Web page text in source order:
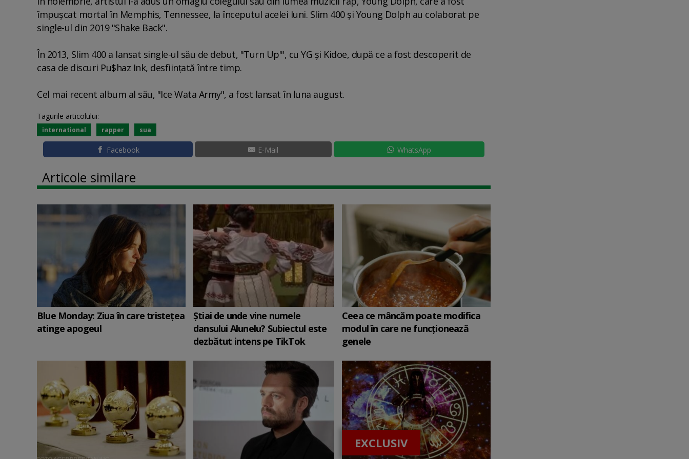
împuşcat mortal în Memphis, Tennessee, la începutul acelei luni. Slim 400 şi Young Dolph au colaborat pe
single-ul din 2019 "Shake Back".
În 2013, Slim 400 a lansat single-ul său de debut, "Turn Up"', cu YG şi Kidoe, după ce a fost descoperit de
casa de discuri Pu$haz Ink, desfiinţată între timp.
Cel mai recent album al său, "Ice Wata Army", a fost lansat în luna august.
Tagurile articolului:
international rapper sua
Facebook E-Mail WhatsApp
Articole similare
Blue Monday: Ziua în care tristețea
atinge apogeul
Știai de unde vine numele
dansului Alunelu? Subiectul este
dezbătut intens pe TikTok
Ceea ce mâncăm poate modifica
modul în care ne funcţionează
genele
EXCLUSIV